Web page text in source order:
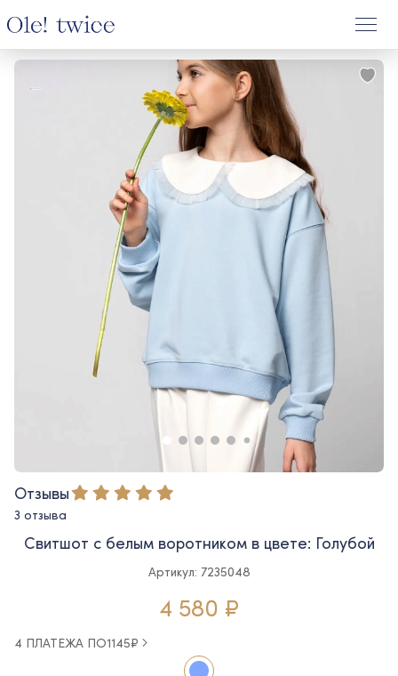
Отзывы
3 отзыва
Свитшот с белым воротником в цвете: Голубой
Артикул: 7235048
4 580 ₽
4 ПЛАТЕЖА ПО1145₽